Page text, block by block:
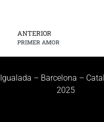
ANTERIOR
PRIMER AMOR
Igualada – Barcelona –
2025